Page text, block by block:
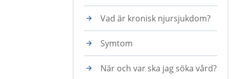
Vad är kronisk njursjukdom?
Symtom
När och var ska jag söka vård?